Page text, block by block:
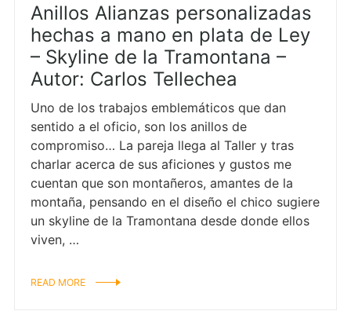
Anillos Alianzas personalizadas
hechas a mano en plata de Ley
– Skyline de la Tramontana –
Autor: Carlos Tellechea
Uno de los trabajos emblemáticos que dan
sentido a el oficio, son los anillos de
compromiso… La pareja llega al Taller y tras
charlar acerca de sus aficiones y gustos me
cuentan que son montañeros, amantes de la
montaña, pensando en el diseño el chico sugiere
un skyline de la Tramontana desde donde ellos
viven, …
READ MORE